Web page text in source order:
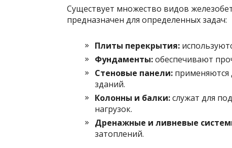
Существует множество видов
предназначен для определенных задач:
Плиты перекрытия:
Фундаменты:обеспечивают
Стеновые панели: применяются
зданий.
Колонны и балки:служат для
нагрузок.
Дренажные и ливневые
затоплений.